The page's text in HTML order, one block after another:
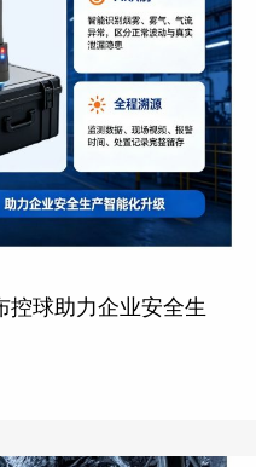
控球助力企业安全生